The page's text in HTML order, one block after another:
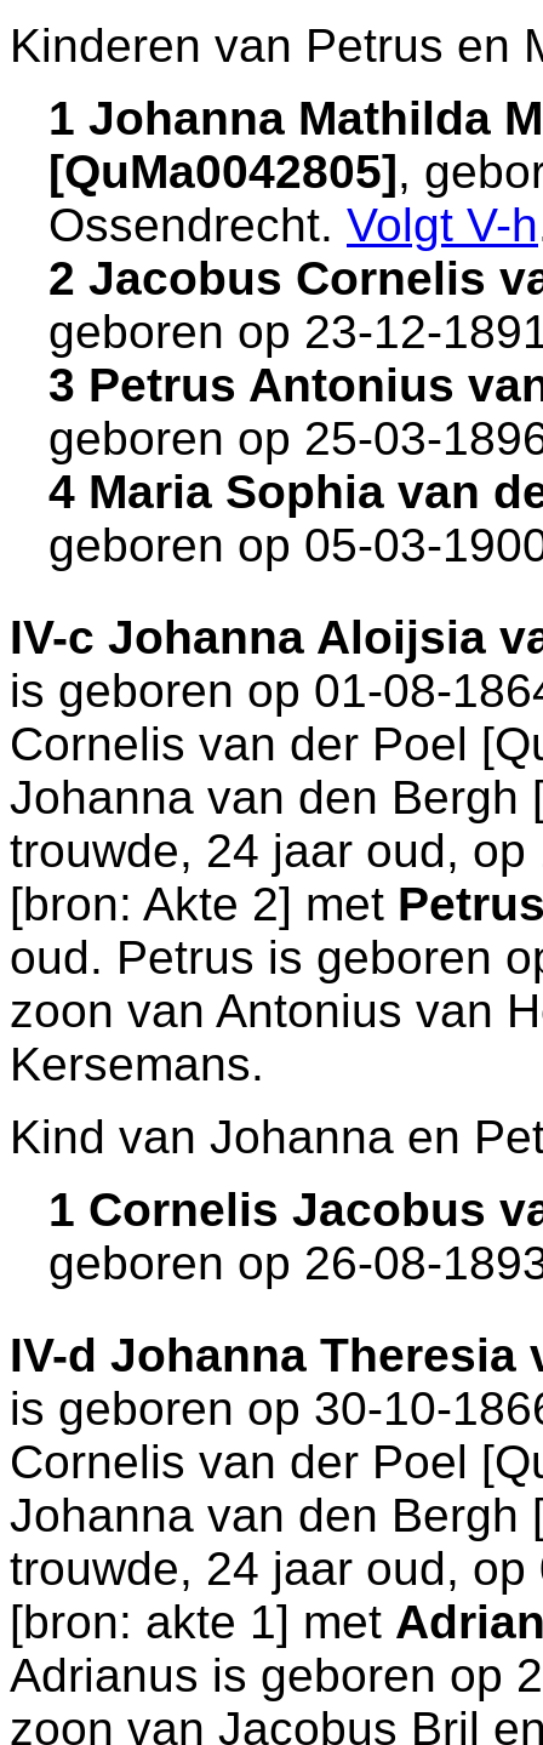
Kinderen van Petrus en
1 Johanna Mathilda
[QuMa0042805],
Ossendrecht. Volgt V-h
2 Jacobus Cornelis
geboren op 23-12-
3 Petrus Antonius
geboren op 25-03-
4 Maria Sophia van
geboren op 05-03-
IV-c Johanna Aloijsia
is geboren op 01-08-
Cornelis van der Poel
Johanna van den Bergh
trouwde, 24 jaar oud,
[bron: Akte 2] met
oud. Petrus is geboren
zoon van Antonius van
Kersemans.
Kind van Johanna en
1 Cornelis Jacobus
geboren op 26-08-
IV-d Johanna Theresia
is geboren op 30-10-
Cornelis van der Poel
Johanna van den Bergh
trouwde, 24 jaar oud,
[bron: akte 1] met
Adrianus is geboren op
zoon van Jacobus Bril